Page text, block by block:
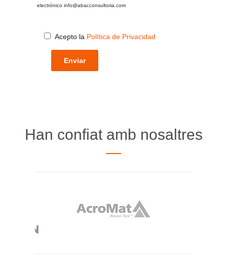
electrónico info@abacconsultoria.com
Acepto la Política de Privacidad
Han confiat amb nosaltres